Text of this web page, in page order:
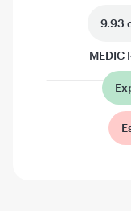
9.93
MEDIC